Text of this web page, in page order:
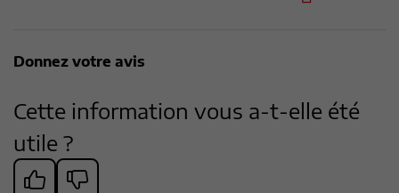
Donnez votre avis
Cette information vous a-t-elle été
utile ?